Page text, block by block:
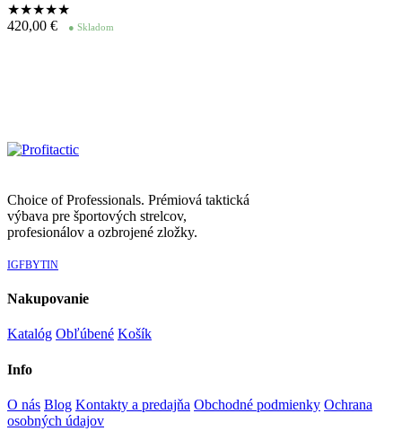
★★★★★
420,00 € ● Skladom
Choice of Professionals. Prémiová taktická
výbava pre športových strelcov,
profesionálov a ozbrojené zložky.
IGFBYTIN
Nakupovanie
Katalóg Obľúbené Košík
Info
O nás Blog Kontakty a predajňa Obchodné podmienky Ochrana
osobných údajov